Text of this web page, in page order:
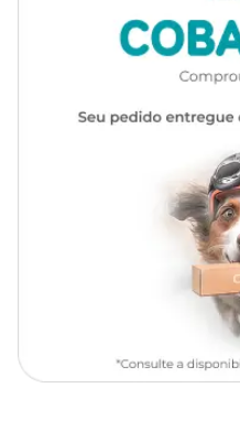
Principais Características
Capa dura com
Coleção oficial da Copa do
Contempla 48 seleções
Total de 980 cromos
Inclui 68 cromos especiais
Maior durabilidade e
Álbum capa dura formato